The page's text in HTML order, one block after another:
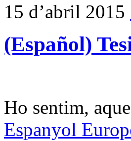
15 d’abril 2015
(Español)
Ho sentim,
Espanyol